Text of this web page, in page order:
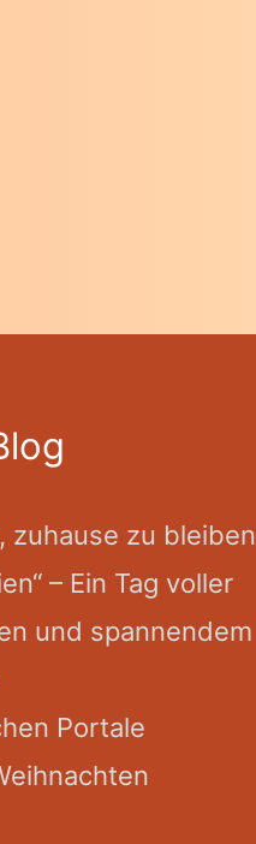
zuhause zu bleiben
– Ein Tag voller
und spannendem
Portale